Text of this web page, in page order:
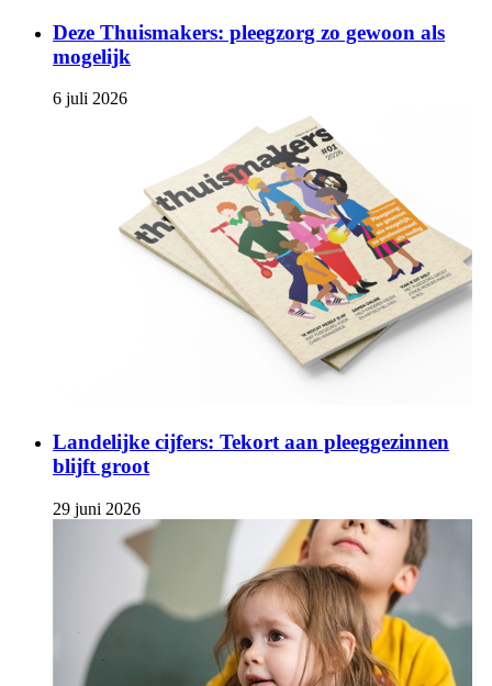
Deze Thuismakers: pleegzorg zo gewoon als
mogelijk
6 juli 2026
Landelijke cijfers: Tekort aan pleeggezinnen
blijft groot
29 juni 2026